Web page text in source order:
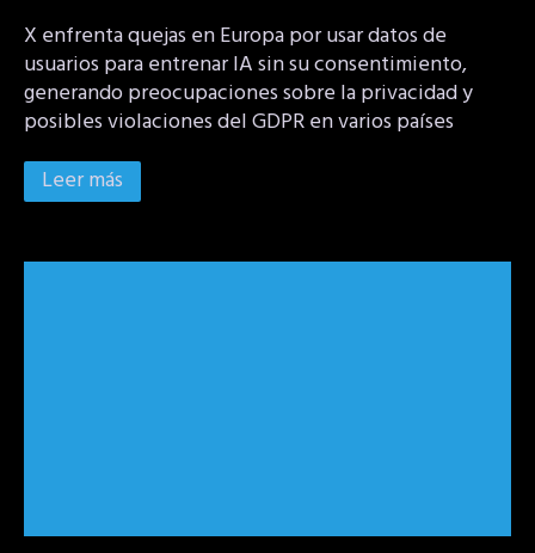
X enfrenta quejas en Europa por usar datos de
usuarios para entrenar IA sin su consentimiento,
generando preocupaciones sobre la privacidad y
posibles violaciones del GDPR en varios países
Leer más